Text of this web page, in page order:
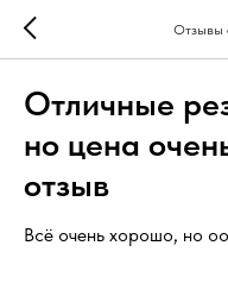
Отзывы
Отличные
но цена
отзыв
Всё очень хорошо, но